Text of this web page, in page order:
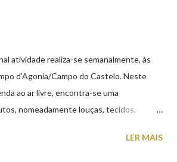
atividade realiza-se semanalmente, às
d’Agonia/Campo do Castelo. Neste
ao ar livre, encontra-se uma
nomeadamente louças, tecidos,
Horário de funcionamento | Verão
LER MAIS